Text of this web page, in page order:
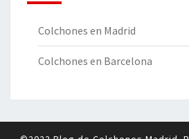
Colchones en Madrid
Colchones en Barcelona